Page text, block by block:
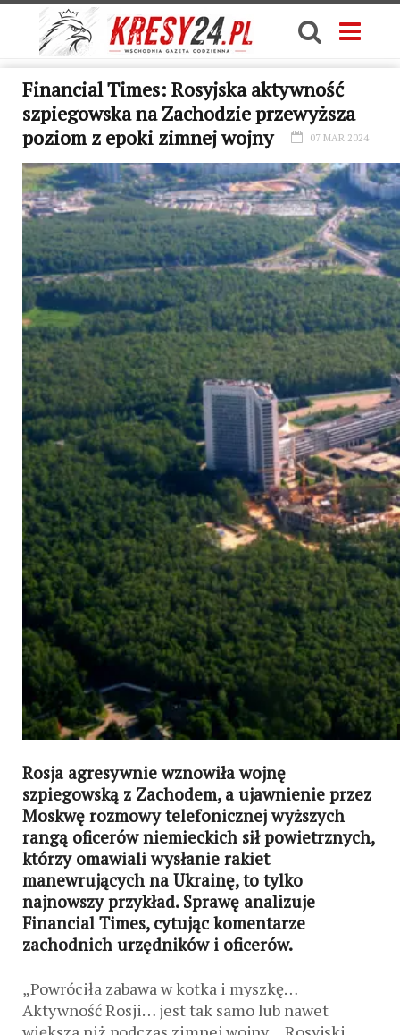
Financial Times: Rosyjska aktywność
szpiegowska na Zachodzie przewyższa
poziom z epoki zimnej wojny
07 MAR 2024
Rosja agresywnie wznowiła wojnę
szpiegowską z Zachodem, a ujawnienie przez
Moskwę rozmowy telefonicznej wyższych
rangą oficerów niemieckich sił powietrznych,
którzy omawiali wysłanie rakiet
manewrujących na Ukrainę, to tylko
najnowszy przykład. Sprawę analizuje
Financial Times, cytując komentarze
zachodnich urzędników i oficerów.
„Powróciła zabawa w kotka i myszkę…
Aktywność Rosji… jest tak samo lub nawet